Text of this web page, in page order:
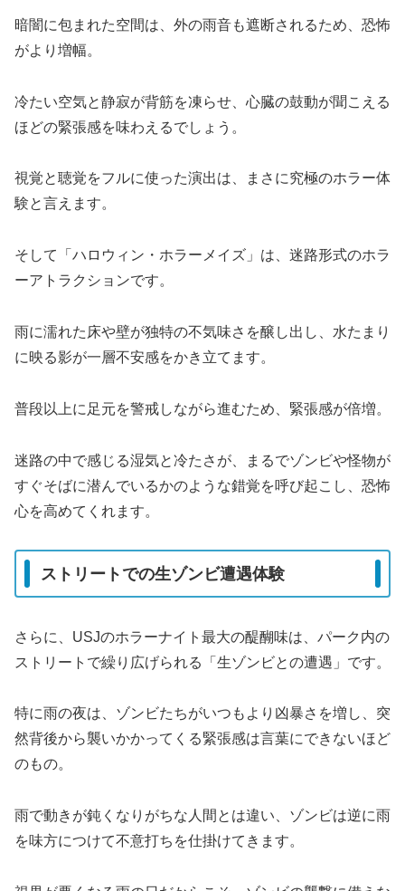
暗闇に包まれた空間は、外の雨音も遮断されるため、恐怖
がより増幅。
冷たい空気と静寂が背筋を凍らせ、心臓の鼓動が聞こえる
ほどの緊張感を味わえるでしょう。
視覚と聴覚をフルに使った演出は、まさに究極のホラー体
験と言えます。
そして「ハロウィン・ホラーメイズ」は、迷路形式のホラ
ーアトラクションです。
雨に濡れた床や壁が独特の不気味さを醸し出し、水たまり
に映る影が一層不安感をかき立てます。
普段以上に足元を警戒しながら進むため、緊張感が倍増。
迷路の中で感じる湿気と冷たさが、まるでゾンビや怪物が
すぐそばに潜んでいるかのような錯覚を呼び起こし、恐怖
心を高めてくれます。
ストリートでの生ゾンビ遭遇体験
さらに、USJのホラーナイト最大の醍醐味は、パーク内の
ストリートで繰り広げられる「生ゾンビとの遭遇」です。
特に雨の夜は、ゾンビたちがいつもより凶暴さを増し、突
然背後から襲いかかってくる緊張感は言葉にできないほど
のもの。
雨で動きが鈍くなりがちな人間とは違い、ゾンビは逆に雨
を味方につけて不意打ちを仕掛けてきます。